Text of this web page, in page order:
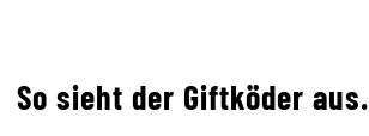
So sieht der Giftköder aus.